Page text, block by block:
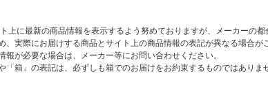
上に最新の商品情報を表示するよう努めておりますが、メーカーの
、実際にお届けする商品とサイト上の商品情報の表記が異なる場合
が必要な場合は、メーカー等にお問い合わせください。
「箱」の表記は、必ずしも箱でのお届けをお約束するものではあり